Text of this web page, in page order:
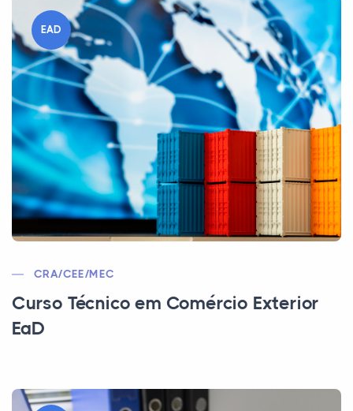
EAD
CRA/CEE/MEC
Curso Técnico em Comércio Exterior
EaD